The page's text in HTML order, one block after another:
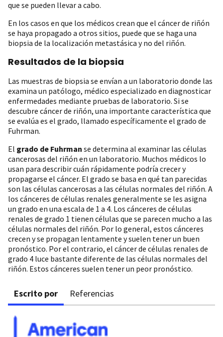
que se pueden llevar a cabo.
En los casos en que los médicos crean que el cáncer de riñón
se haya propagado a otros sitios, puede que se haga una
biopsia de la localización metastásica y no del riñón.
Resultados de la biopsia
Las muestras de biopsia se envían a un laboratorio donde las
examina un patólogo, médico especializado en diagnosticar
enfermedades mediante pruebas de laboratorio. Si se
descubre cáncer de riñón, una importante característica que
se evalúa es el grado, llamado específicamente el grado de
Fuhrman.
El grado de Fuhrman se determina al examinar las células
cancerosas del riñón en un laboratorio. Muchos médicos lo
usan para describir cuán rápidamente podría crecer y
propagarse el cáncer. El grado se basa en qué tan parecidas
son las células cancerosas a las células normales del riñón. A
los cánceres de células renales generalmente se les asigna
un grado en una escala de 1 a 4. Los cánceres de células
renales de grado 1 tienen células que se parecen mucho a las
células normales del riñón. Por lo general, estos cánceres
crecen y se propagan lentamente y suelen tener un buen
pronóstico. Por el contrario, el cáncer de células renales de
grado 4 luce bastante diferente de las células normales del
riñón. Estos cánceres suelen tener un peor pronóstico.
Escrito por Referencias